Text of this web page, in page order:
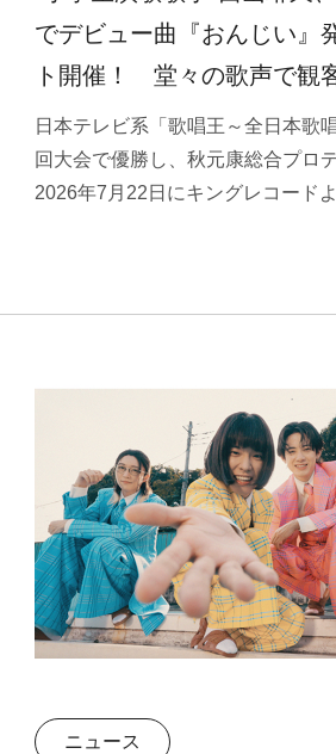
でデビュー曲『おんじい』
ト開催！ 堂々の歌声で観
日本テレビ系「歌唱王～全日本歌
回大会で優勝し、秋元康総合プロ
2026年7月22日にキングレコード
ニュース